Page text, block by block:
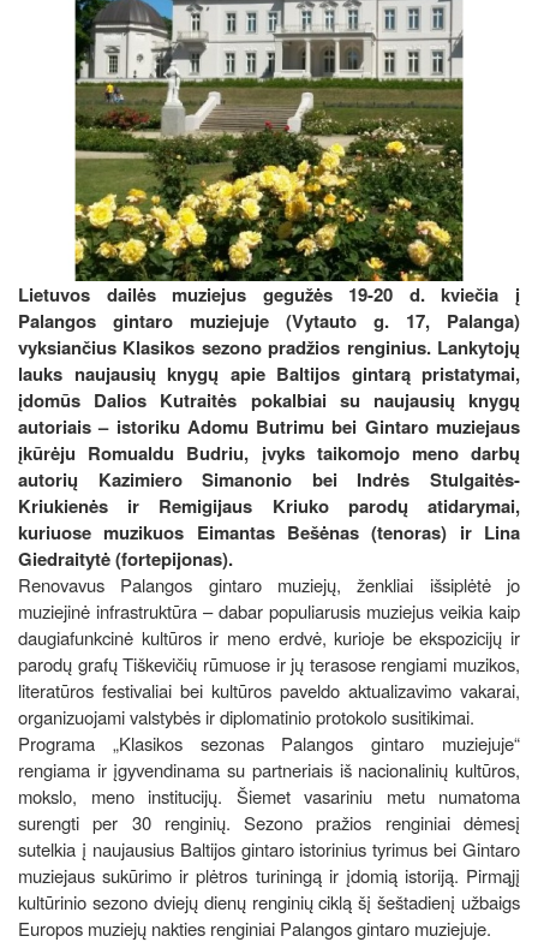
Lietuvos dailės muziejus gegužės 19-20 d. kviečia į
Palangos gintaro muziejuje (Vytauto g. 17, Palanga)
vyksiančius Klasikos sezono pradžios renginius. Lankytojų
lauks naujausių knygų apie Baltijos gintarą pristatymai,
įdomūs Dalios Kutraitės pokalbiai su naujausių knygų
autoriais – istoriku Adomu Butrimu bei Gintaro muziejaus
įkūrėju Romualdu Budriu, įvyks taikomojo meno darbų
autorių Kazimiero Simanonio bei Indrės Stulgaitės-
Kriukienės ir Remigijaus Kriuko parodų atidarymai,
kuriuose muzikuos Eimantas Bešėnas (tenoras) ir Lina
Giedraitytė (fortepijonas).
Renovavus Palangos gintaro muziejų, ženkliai išsiplėtė jo
muziejinė infrastruktūra – dabar populiarusis muziejus veikia kaip
daugiafunkcinė kultūros ir meno erdvė, kurioje be ekspozicijų ir
parodų grafų Tiškevičių rūmuose ir jų terasose rengiami muzikos,
literatūros festivaliai bei kultūros paveldo aktualizavimo vakarai,
organizuojami valstybės ir diplomatinio protokolo susitikimai.
Programa „Klasikos sezonas Palangos gintaro muziejuje“
rengiama ir įgyvendinama su partneriais iš nacionalinių kultūros,
mokslo, meno institucijų. Šiemet vasariniu metu numatoma
surengti per 30 renginių. Sezono pražios renginiai dėmesį
sutelkia į naujausius Baltijos gintaro istorinius tyrimus bei Gintaro
muziejaus sukūrimo ir plėtros turiningą ir įdomią istoriją. Pirmąjį
kultūrinio sezono dviejų dienų renginių ciklą šį šeštadienį užbaigs
Europos muziejų nakties renginiai Palangos gintaro muziejuje.